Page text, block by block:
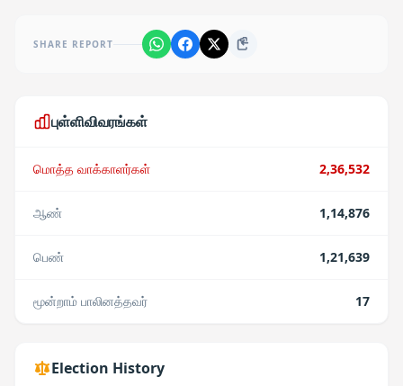
SHARE REPORT
புள்ளிவிவரங்கள்
மொத்த வாக்காளர்கள் 2,36,532
ஆண் 1,14,876
பெண் 1,21,639
மூன்றாம் பாலினத்தவர் 17
Election History